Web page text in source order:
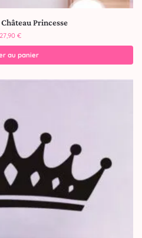
Princesse
27,90 €
au panier